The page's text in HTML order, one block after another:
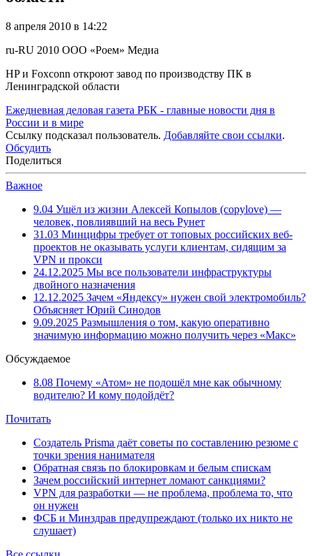
8 апреля 2010 в 14:22
ru-RU 2010 ООО «Роем» Медиа
HP и Foxconn откроют завод по производству ПК в
Ленинградской области
Ежедневная деловая газета РБК - главные новости дня в
России и в мире
Ссылку подсказал пользователь. Добавляйте свои ссылки.
Обсудить
Поделиться
Важное
9.04 Ушёл из жизни Алексей Копылов (copylove) —
человек, повлиявший на весь Рунет
31.03 Минцифры требует от топовых российских веб-
проектов не оказывать услуги клиентам, сидящим за
VPN и прокси
24.12.2025 Мы все пользователи инфраструктуры
двойного назначения
12.12.2025 Зачем «Яндексу» нужен свой электромобиль?
Объясняет Юрий Синодов
9.09.2025 Размышления о том, какую оперативно
значимую информацию можно получить через «Макс»
Обсуждаемое
8.08 Почему «Атом» не подошёл мне как обычному
водителю? И кому подойдёт?
Почитать
Создатель Prisma даёт советы по составлению резюме с
точки зрения нанимателя
Обратная связь по блокировкам и белым спискам
Зачем российский интернет ломают санкциями?
VPN для разработки — не проблема, проблема то, что
он нужен
ФСБ и Минздрав предупреждают (только их никто не
слушает)